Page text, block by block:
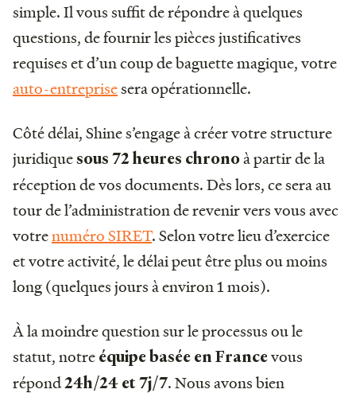
simple. Il vous suffit de répondre à quelques
questions, de fournir les pièces justificatives
requises et d’un coup de baguette magique, votre
auto-entreprisesera opérationnelle.
Côté délai, Shine s’engage à créer votre structure
juridiquesous 72 heures chronoà partir de la
réception de vos documents. Dès lors, ce sera au
tour de l’administration de revenir vers vous avec
votrenuméro SIRET. Selon votre lieu d’exercice
et votre activité, le délai peut être plus ou moins
long (quelques jours à environ 1 mois).
À la moindre question sur le processus ou le
statut, notre équipe basée en Francevous
répond24h/24 et 7j/7. Nous avons bien